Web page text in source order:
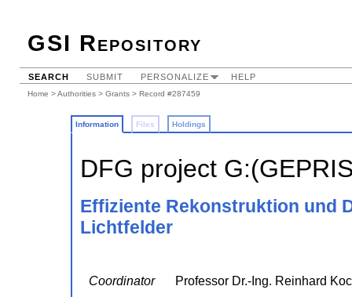
GSI Repository
SEARCH SUBMIT PERSONALIZE HELP
Home >Authorities > Grants > Record #287459
Information Files Holdings
DFG project
Effiziente Rekonstruktion und
Lichtfelder
Coordinator
Professor Dr.-Ing. Reinhard